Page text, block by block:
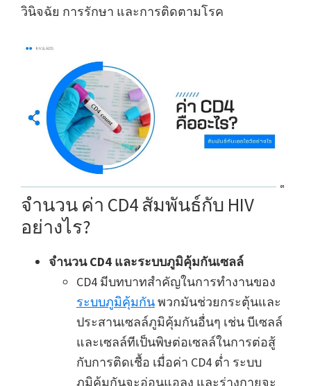
วินิจฉัย การรักษา และการติดตามโรค
จำนวน ค่า CD4 สัมพันธ์กับ HIV
อย่างไร?
จำนวน CD4 และระบบภูมิคุ้มกันเซลล์
CD4 มีบทบาทสำคัญในการทำงานของ
ระบบภูมิคุ้มกันพวกมันช่วยกระตุ้นและ
ประสานเซลล์ภูมิคุ้มกันอื่นๆ เช่น บีเซลล์
และเซลล์ทีเป็นพิษต่อเซลล์ในการต่อสู้
กับการติดเชื้อ เมื่อค่า CD4 ต่ำ ระบบ
ภูมิคุ้มกันจะอ่อนแอลง และร่างกายจะ